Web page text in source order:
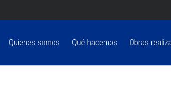
Quienes somos Qué hacemos Obras